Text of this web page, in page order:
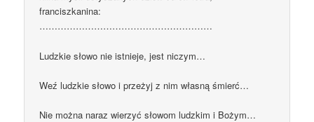
franciszkanina:
…………………………………………………
Ludzkie słowo nie istnieje, jest niczym…
Weź ludzkie słowo i przeżyj z nim własną śmierć…
Nie można naraz wierzyć słowom ludzkim i Bożym…